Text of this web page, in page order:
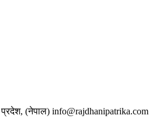
प्रदेश, (नेपाल) info@rajdhanipatrika.com